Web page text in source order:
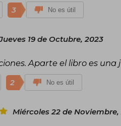
3 No es útil
19 de Octubre, 2023
Aparte el libro es una
2 No es útil
Miércoles 22 de Noviembre,